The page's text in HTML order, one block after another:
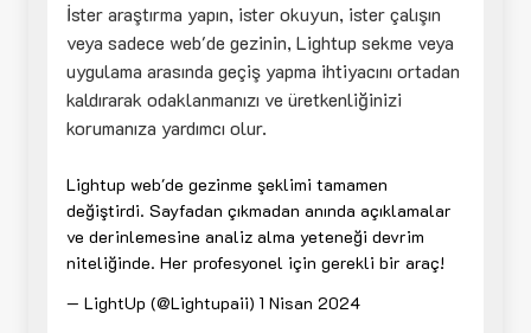
İster araştırma yapın, ister okuyun, ister çalışın
veya sadece web'de gezinin, Lightup sekme veya
uygulama arasında geçiş yapma ihtiyacını ortadan
kaldırarak odaklanmanızı ve üretkenliğinizi
korumanıza yardımcı olur.
Lightup web'de gezinme şeklimi tamamen
değiştirdi. Sayfadan çıkmadan anında açıklamalar
ve derinlemesine analiz alma yeteneği devrim
niteliğinde. Her profesyonel için gerekli bir araç!
— LightUp (@Lightupaii) 1 Nisan 2024